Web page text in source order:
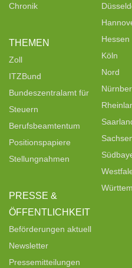
Chronik
THEMEN
Zoll
ITZBund
Bundeszentralamt für
Steuern
Berufsbeamtentum
Positionspapiere
Stellungnahmen
PRESSE &
ÖFFENTLICHKEIT
Beförderungen aktuell
Newsletter
Pressemitteilungen
Hessen
Köln
Nord